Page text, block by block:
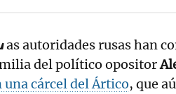
as autoridades rusas han
del político opositor
una cárcel del Ártico, que